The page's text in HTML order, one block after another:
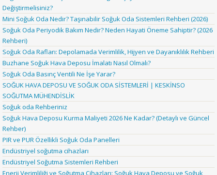
Değiştirmelisiniz?
Mini Soğuk Oda Nedir? Taşınabilir Soğuk Oda Sistemleri Rehberi (2026)
Soğuk Oda Periyodik Bakım Nedir? Neden Hayati Öneme Sahiptir? (2026
Rehberi)
Soğuk Oda Rafları: Depolamada Verimlilik, Hijyen ve Dayanıklılık Rehberi
Buzhane Soğuk Hava Deposu İmalatı Nasıl Olmalı?
Soğuk Oda Basınç Ventili Ne İşe Yarar?
SOĞUK HAVA DEPOSU VE SOĞUK ODA SİSTEMLERİ | KESKİNSO
SOĞUTMA MÜHENDİSLİK
Soğuk oda Rehberiniz
Soğuk Hava Deposu Kurma Maliyeti 2026 Ne Kadar? (Detaylı ve Güncel
Rehber)
PIR ve PUR Özellikli Soğuk Oda Panelleri
Endüstriyel soğutma cihazları
Endüstriyel Soğutma Sistemleri Rehberi